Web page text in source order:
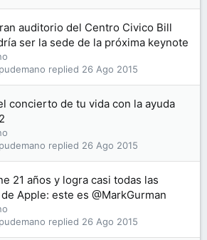
auditorio del Centro Civico Bill
ser la sede de la próxima keynote
26 Ago 2015
concierto de tu vida con la ayuda
26 Ago 2015
21 años y logra casi todas las
Apple: este es @MarkGurman
26 Ago 2015